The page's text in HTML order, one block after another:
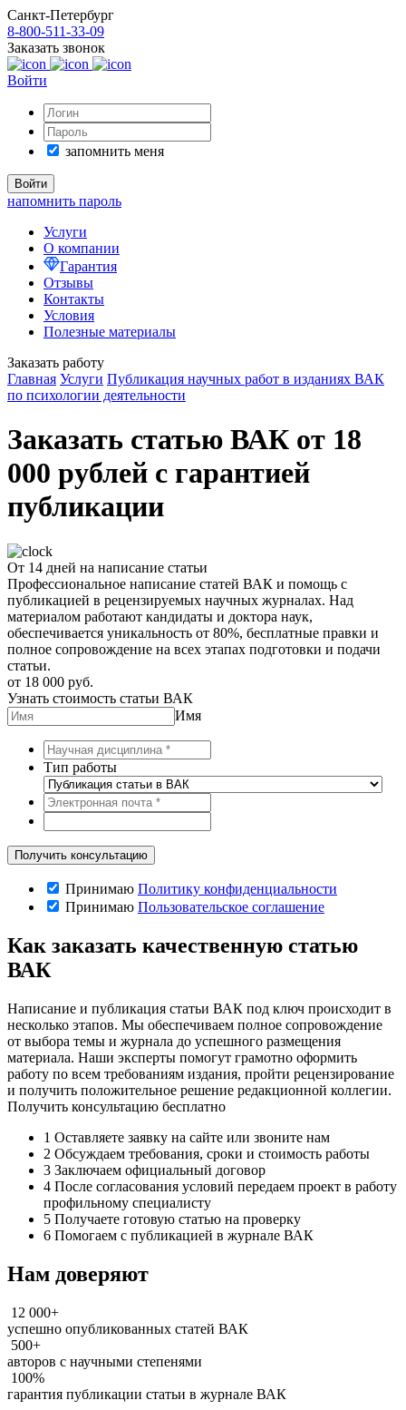
Санкт-Петербург
8-800-511-33-09
Заказать звонок
Войти
запомнить меня
напомнить пароль
Услуги
О компании
Гарантия
Отзывы
Контакты
Условия
Полезные материалы
Заказать работу
Главная Услуги Публикация научных работ в изданиях ВАК
по психологии деятельности
Заказать статью ВАК от 18
000 рублей с гарантией
публикации
От 14 дней на написание статьи
Профессиональное написание статей ВАК и помощь с
публикацией в рецензируемых научных журналах. Над
материалом работают кандидаты и доктора наук,
обеспечивается уникальность от 80%, бесплатные правки и
полное сопровождение на всех этапах подготовки и подачи
статьи.
от 18 000 руб.
Узнать стоимость статьи ВАК
Имя
Тип работы
Принимаю Политику конфиденциальности
Принимаю Пользовательское соглашение
Как заказать качественную статью
ВАК
Написание и публикация статьи ВАК под ключ происходит в
несколько этапов. Мы обеспечиваем полное сопровождение
от выбора темы и журнала до успешного размещения
материала. Наши эксперты помогут грамотно оформить
работу по всем требованиям издания, пройти рецензирование
и получить положительное решение редакционной коллегии.
Получить консультацию бесплатно
1 Оставляете заявку на сайте или звоните нам
2 Обсуждаем требования, сроки и стоимость работы
3 Заключаем официальный договор
4 После согласования условий передаем проект в работу
профильному специалисту
5 Получаете готовую статью на проверку
6 Помогаем с публикацией в журнале ВАК
Нам доверяют
12 000+
успешно опубликованных статей ВАК
500+
авторов с научными степенями
100%
гарантия публикации статьи в журнале ВАК